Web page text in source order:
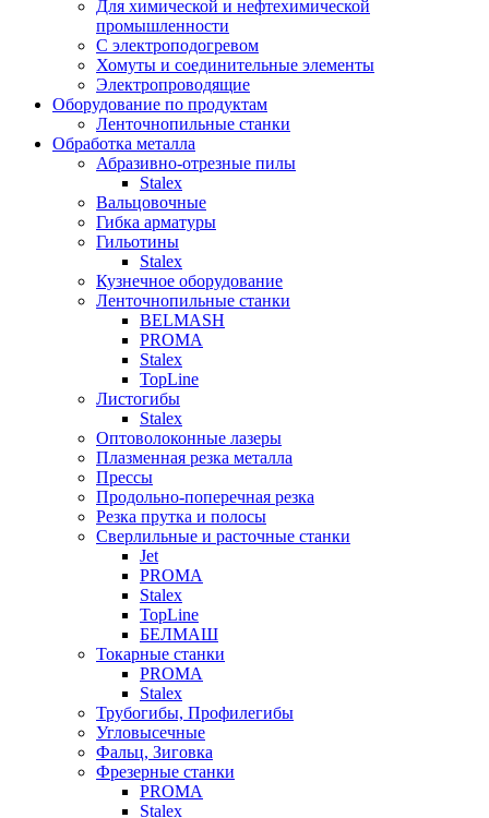
Для химической и нефтехимической
промышленности
С электроподогревом
Хомуты и соединительные элементы
Электропроводящие
Оборудование по продуктам
Ленточнопильные станки
Обработка металла
Абразивно-отрезные пилы
Stalex
Вальцовочные
Гибка арматуры
Гильотины
Stalex
Кузнечное оборудование
Ленточнопильные станки
BELMASH
PROMA
Stalex
TopLine
Листогибы
Stalex
Оптоволоконные лазеры
Плазменная резка металла
Прессы
Продольно-поперечная резка
Резка прутка и полосы
Сверлильные и расточные станки
Jet
PROMA
Stalex
TopLine
БЕЛМАШ
Токарные станки
PROMA
Stalex
Трубогибы, Профилегибы
Угловысечные
Фальц, Зиговка
Фрезерные станки
PROMA
Stalex